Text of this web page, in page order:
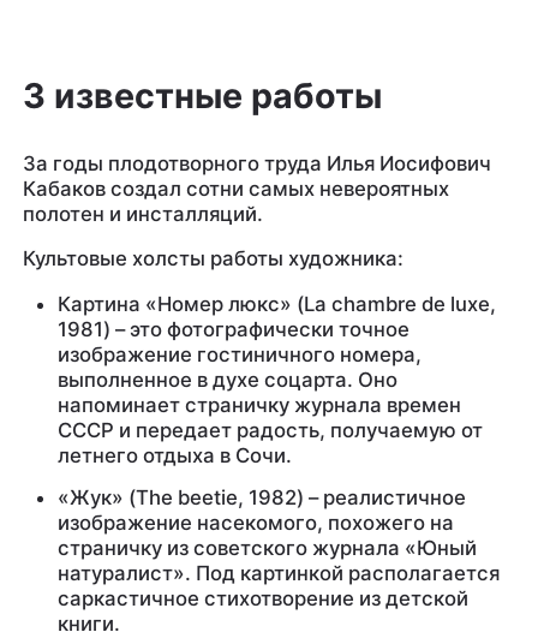
3 известные работы
За годы плодотворного труда Илья Иосифович
Кабаков создал сотни самых невероятных
полотен и инсталляций.
Культовые холсты работы художника:
Картина «Номер люкс» (La chambre de luxe,
1981) – это фотографически точное
изображение гостиничного номера,
выполненное в духе соцарта. Оно
напоминает страничку журнала времен
СССР и передает радость, получаемую от
летнего отдыха в Сочи.
«Жук» (The beetie, 1982) – реалистичное
изображение насекомого, похожего на
страничку из советского журнала «Юный
натуралист». Под картинкой располагается
саркастичное стихотворение из детской
книги.